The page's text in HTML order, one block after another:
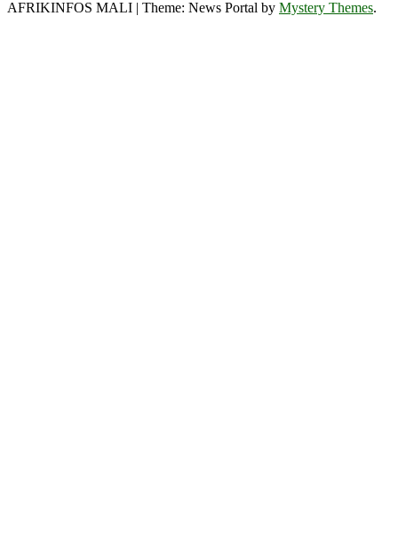
AFRIKINFOS MALI | Theme: News Portal by Mystery Themes.